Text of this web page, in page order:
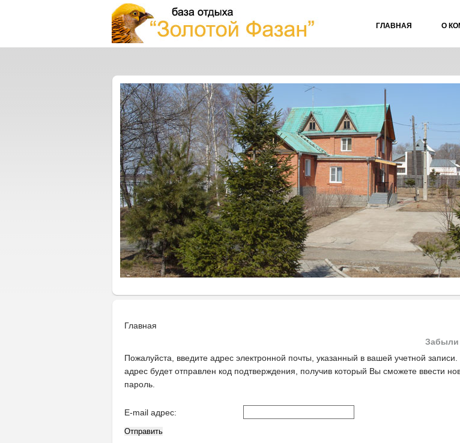
ГЛАВНАЯ О
Главная
Забыли
Пожалуйста, введите адрес электронной почты, указанный в вашей учетной записи.
адрес будет отправлен код подтверждения, получив который Вы сможете ввести
пароль.
E-mail адрес:
Отправить